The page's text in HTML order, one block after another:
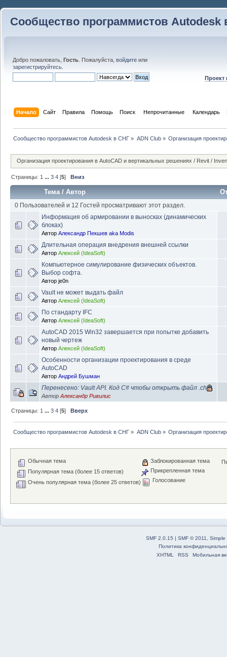
Сообщество программистов Autodesk
Добро пожаловать, Гость . Пожалуйста, войдите или
зарегистрируйтесь
Проект
Начало Сайт Правила Помощь Поиск Непрочитанные Календарь
Сообщество программистов Autodesk в СНГ » ADN Club» Организация
Организация проектирования в AutoCAD и вертикальных решениях / Revit /
Страницы: 1 ...3 4 [5]Вниз
Тема /Автор
0 Пользователей и 12 Гостей просматривают этот раздел.
Информация об армировании в выносках (динамических
блоках)
Автор Александр Пекшев aka Modis
Длительная операция внедрения внешней ссылки
Автор Алексей (IdeaSoft)
Компьютерное симулирование физических объектов.
Выбор софта.
Автор je0n
Vault не может выдать файл
Автор Алексей (IdeaSoft)
По стандарту IFC
Автор Алексей (IdeaSoft)
AutoCAD 2015 Win32 завершается при попытке добавить
новый чертеж
Автор Алексей (IdeaSoft)
Особенности организации проектирования в среде
AutoCAD
Автор Андрей Бушман
Перенесено: Vault API. Код С# чтобы открыть файл .chm
Автор Александр Ривилис
Страницы: 1 ...3 4 [5]Вверх
Сообщество программистов Autodesk в СНГ » ADN Club» Организация
Обычная тема
Популярная тема (более 15 ответов)
Очень популярная тема (более 25 ответов)
Заблокированная тема
Прикрепленная тема
Голосование
SMF 2.0.15 | SMF © 2011
Simple
Политика
XHTML
RSS Мобильная